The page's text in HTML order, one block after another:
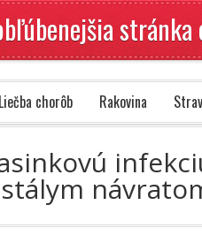
stránka
Liečba chorôb Rakovina